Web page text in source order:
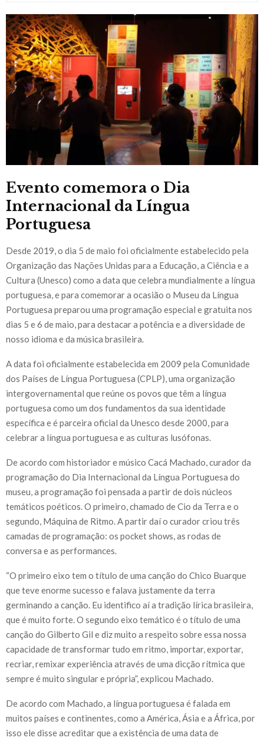
Evento comemora o Dia
Internacional da Língua
Portuguesa
Desde 2019, o dia 5 de maio foi oficialmente estabelecido pela
Organização das Nações Unidas para a Educação, a Ciência e a
Cultura (Unesco) como a data que celebra mundialmente a língua
portuguesa, e para comemorar a ocasião o Museu da Língua
Portuguesa preparou uma programação especial e gratuita nos
dias 5 e 6 de maio, para destacar a potência e a diversidade de
nosso idioma e da música brasileira.
A data foi oficialmente estabelecida em 2009 pela Comunidade
dos Países de Língua Portuguesa (CPLP), uma organização
intergovernamental que reúne os povos que têm a língua
portuguesa como um dos fundamentos da sua identidade
específica e é parceira oficial da Unesco desde 2000, para
celebrar a língua portuguesa e as culturas lusófonas.
De acordo com historiador e músico Cacá Machado, curador da
programação do Dia Internacional da Língua Portuguesa do
museu, a programação foi pensada a partir de dois núcleos
temáticos poéticos. O primeiro, chamado de Cio da Terra e o
segundo, Máquina de Ritmo. A partir daí o curador criou três
camadas de programação: os pocket shows, as rodas de
conversa e as performances.
“O primeiro eixo tem o título de uma canção do Chico Buarque
que teve enorme sucesso e falava justamente da terra
germinando a canção. Eu identifico aí a tradição lírica brasileira,
que é muito forte. O segundo eixo temático é o título de uma
canção do Gilberto Gil e diz muito a respeito sobre essa nossa
capacidade de transformar tudo em ritmo, importar, exportar,
recriar, remixar experiência através de uma dicção rítmica que
sempre é muito singular e própria”, explicou Machado.
De acordo com Machado, a língua portuguesa é falada em
muitos países e continentes, como a América, Ásia e a África, por
isso ele disse acreditar que a existência de uma data de